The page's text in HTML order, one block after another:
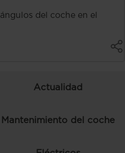
del coche en el
Actualidad
Mantenimiento del coche